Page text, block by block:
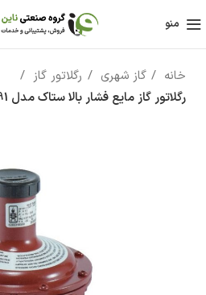
منو
خانه گاز شهری
رگلاتور گاز
رگلاتور گاز مایع فشار بالا ستاک مدل SET291